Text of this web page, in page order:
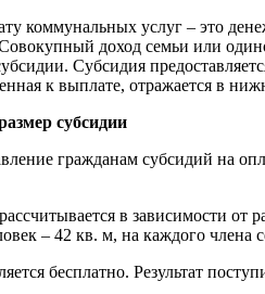
коммунальных услуг – это
доход семьи или
Субсидия
к выплате, отражается в
субсидии
гражданам субсидий на
в зависимости
– 42 кв. м, на каждого члена
бесплатно. Результат